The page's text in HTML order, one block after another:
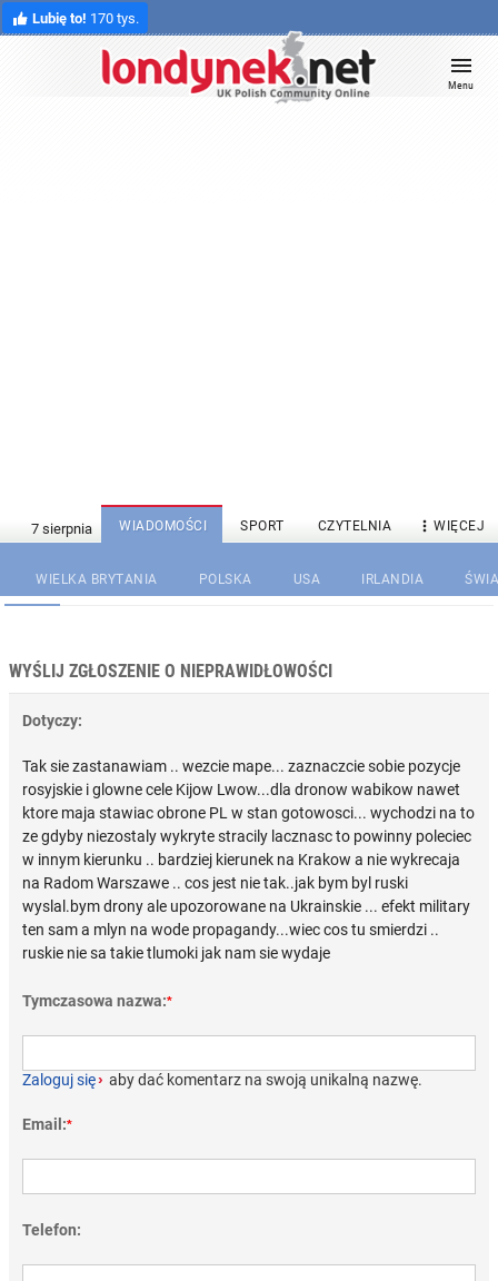
Lubię to! 170 tys.
Menu
WIADOMOŚCI SPORT CZYTELNIA  WIĘCEJ
WIELKA BRYTANIA POLSKA USA IRLANDIA
WYŚLIJ ZGŁOSZENIE O NIEPRAWIDŁOWOŚCI
Dotyczy:
Tak sie zastanawiam .. wezcie mape... zaznaczcie sobie pozycje
rosyjskie i glowne cele Kijow Lwow...dla dronow wabikow nawet
ktore maja stawiac obrone PL w stan gotowosci... wychodzi na to
ze gdyby niezostaly wykryte stracily lacznasc to powinny poleciec
w innym kierunku .. bardziej kierunek na Krakow a nie wykrecaja
na Radom Warszawe .. cos jest nie tak..jak bym byl ruski
wyslal.bym drony ale upozorowane na Ukrainskie ... efekt military
ten sam a mlyn na wode propagandy...wiec cos tu smierdzi ..
ruskie nie sa takie tlumoki jak nam sie wydaje
Tymczasowa nazwa:*
Zaloguj się› aby dać komentarz na swoją unikalną nazwę.
Email:*
Telefon: